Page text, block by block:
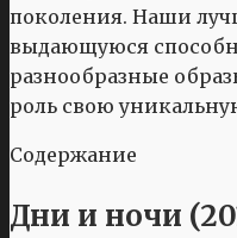
поколения. Наши
выдающуюся
разнообразные
роль свою
Содержание
Дни и ночи